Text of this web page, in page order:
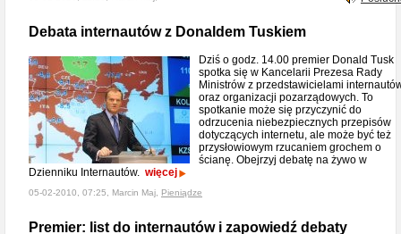
Debata internautów z Donaldem Tuskiem
Dziś o godz. 14.00 premier Donald Tusk
spotka się w Kancelarii Prezesa Rady
Ministrów z przedstawicielami
oraz organizacji pozarządowych. To
spotkanie może się przyczynić do
odrzucenia niebezpiecznych przepisów
dotyczących internetu, ale może być też
przysłowiowym rzucaniem grochem o
ścianę. Obejrzyj debatę na żywo w
Dzienniku Internautów. więcej
05-02-2010, 07:25, Marcin Maj, Pieniądze
Premier: list do internautów i zapowiedź debaty